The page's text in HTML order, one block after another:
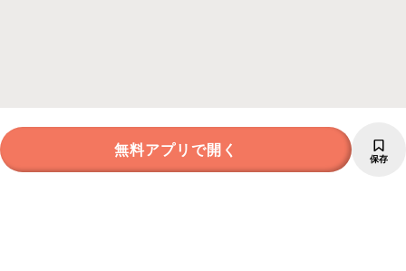
無料アプリで開く 保存